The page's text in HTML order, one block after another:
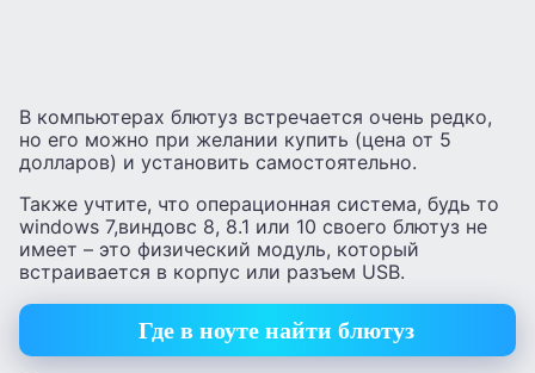
В компьютерах блютуз встречается очень редко,
но его можно при желании купить (цена от 5
долларов) и установить самостоятельно.
Также учтите, что операционная система, будь то
windows 7,виндовс 8, 8.1 или 10 своего блютуз не
имеет – это физический модуль, который
встраивается в корпус или разъем USB.
Где в ноуте найти блютуз